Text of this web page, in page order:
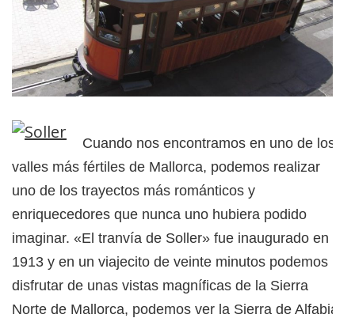
Cuando nos encontramos en uno de los
valles más fértiles de Mallorca, podemos realizar
uno de los trayectos más románticos y
enriquecedores que nunca uno hubiera podido
imaginar. «El tranvía de Soller» fue inaugurado en
1913 y en un viajecito de veinte minutos podemos
disfrutar de unas vistas magníficas de la Sierra
Norte de Mallorca, podemos ver la Sierra de Alfabia,